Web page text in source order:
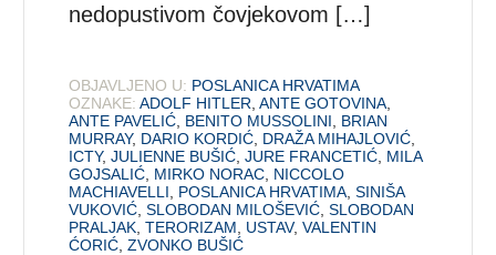
nedopustivom čovjekovom […]
OBJAVLJENO U: POSLANICA HRVATIMA
OZNAKE: ADOLF HITLER ,ANTE GOTOVINA
ANTE PAVELIĆ BENITO MUSSOLINI
BRIAN
MURRAY, DARIO KORDIĆ DRAŽA MIHAJLOVIĆ
ICTY,JULIENNE BUŠIĆ ,JURE FRANCETIĆ MILA
GOJSALIĆ MIRKO NORAC NICCOLO
MACHIAVELLI
POSLANICA HRVATIMA ,SINIŠA
VUKOVIĆ ,SLOBODAN MILOŠEVIĆ ,SLOBODAN
PRALJAK ,TERORIZAM USTAV,VALENTIN
ĆORIĆ ,ZVONKO BUŠIĆ